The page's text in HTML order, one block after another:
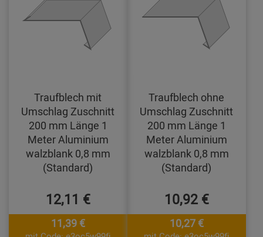
Traufblech mit
Umschlag Zuschnitt
200 mm Länge 1
Meter Aluminium
walzblank 0,8 mm
(Standard)
12,11 €
11,39 €
Traufblech ohne
Umschlag Zuschnitt
200 mm Länge 1
Meter Aluminium
walzblank 0,8 mm
(Standard)
10,92 €
10,27 €